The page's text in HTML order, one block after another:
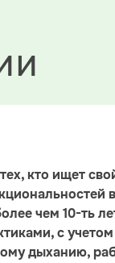
кто ищет
чем 10-ть
с
дыханию,